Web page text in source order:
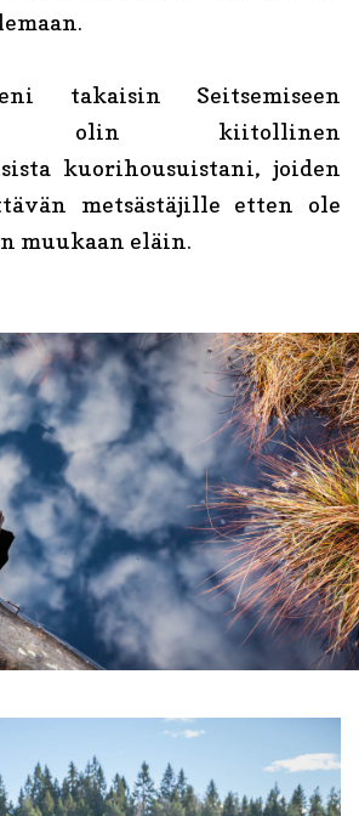
takaisin Seitsemiseen
olin kiitollinen
kuorihousuistani, joiden
metsästäjille etten ole
muukaan eläin.